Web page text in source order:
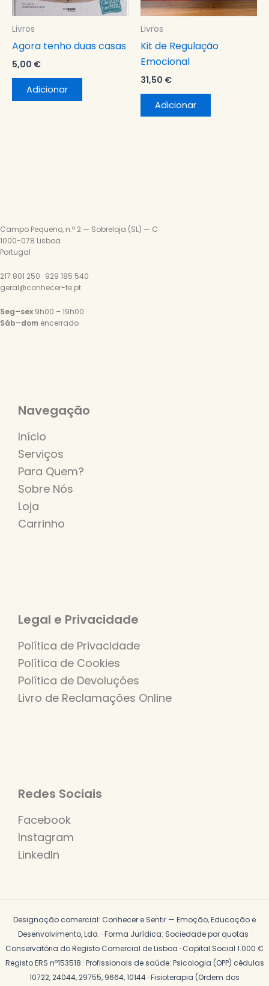
Livros
Agora tenho duas casas
5,00 €
Adicionar
Livros
Kit de Regulação
Emocional
31,50 €
Adicionar
Campo Pequeno, n.º 2 — Sobreloja (SL) — C
1000-078 Lisboa
Portugal
217 801 250 · 929 185 540
geral@conhecer-te.pt
Seg–sex 9h00 – 19h00
Sáb–dom encerrado
Navegação
Início
Serviços
Para Quem?
Sobre Nós
Loja
Carrinho
Legal e Privacidade
Política de Privacidade
Política de Cookies
Política de Devoluções
Livro de Reclamações Online
Redes Sociais
Facebook
Instagram
LinkedIn
Designação comercial: Conhecer e Sentir — Emoção, Educação e
Desenvolvimento, Lda. · Forma Jurídica: Sociedade por quotas ·
Conservatória do Registo Comercial de Lisboa · Capital Social 1.000 €
Registo ERS nº153518 · Profissionais de saúde: Psicologia (OPP) cédulas
10722, 24044, 29755, 9664, 10144 · Fisioterapia (Ordem dos